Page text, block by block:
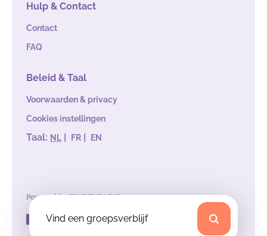
Vind een groepsverblijf
Hulp & Contact
Contact
FAQ
Beleid & Taal
Voorwaarden & privacy
Cookies instellingen
Taal: NL | FR | EN
Powered byTAKE THE LEAD